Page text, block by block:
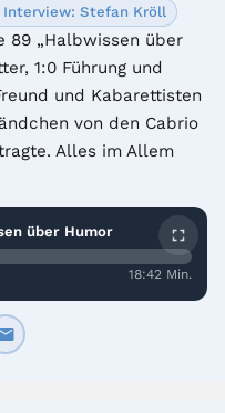
Interview: Stefan Kröll
89 „Halbwissen über
1:0 Führung und
und Kabarettisten
von den Cabrio
Alles im Allem
über Humor
18:42 Min.